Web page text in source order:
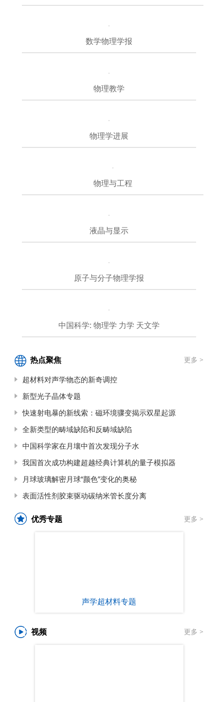
数学物理学报
物理教学
物理学进展
物理与工程
液晶与显示
原子与分子物理学报
中国科学: 物理学 力学 天文学
热点聚焦 更多 >
超材料对声学物态的新奇调控
新型光子晶体专题
快速射电暴的新线索：磁环境骤变揭示双星起源
全新类型的畴域缺陷和反畴域缺陷
中国科学家在月壤中首次发现分子水
我国首次成功构建超越经典计算机的量子模拟器
月球玻璃解密月球“颜色”变化的奥秘
表面活性剂胶束驱动碳纳米管长度分离
优秀专题 更多 >
声学超材料专题
视频 更多 >